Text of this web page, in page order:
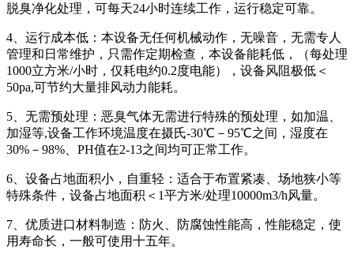
脱臭净化处理，可每天24小时连续工作，运行稳定可靠。
4、运行成本低：本设备无任何机械动作，无噪音，无需专人
管理和日常维护，只需作定期检查，本设备能耗低，（每处理
1000立方米/小时，仅耗电约0.2度电能），设备风阻极低＜
50pa,可节约大量排风动力能耗。
5、无需预处理：恶臭气体无需进行特殊的预处理，如加温、
加湿等,设备工作环境温度在摄氏-30℃－95℃之间，湿度在
30%－98%、PH值在2-13之间均可正常工作。
6、设备占地面积小，自重轻：适合于布置紧凑、场地狭小等
特殊条件，设备占地面积＜1平方米/处理10000m3/h风量。
7、优质进口材料制造：防火、防腐蚀性能高，性能稳定，使
用寿命长，一般可使用十五年。